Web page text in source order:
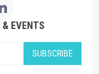
& EVENTS
SUBSCRIBE